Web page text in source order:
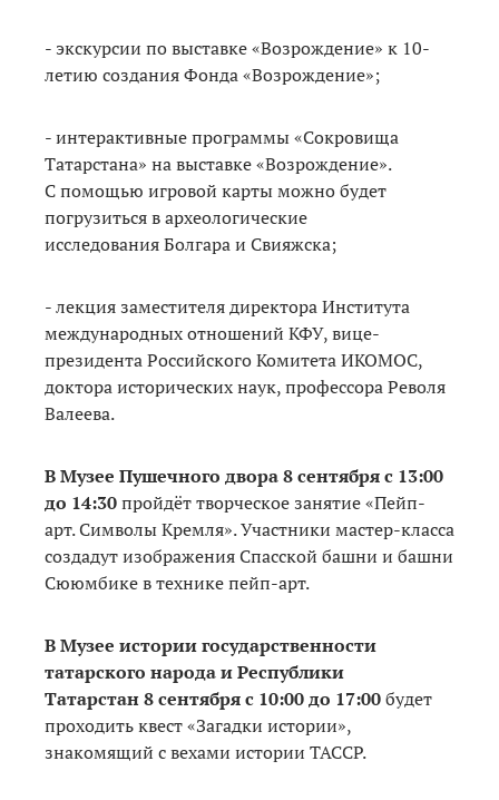
- экскурсии по выставке «Возрождение» к 10-
летию создания Фонда «Возрождение»;
- интерактивные программы «Сокровища
Татарстана» на выставке «Возрождение».
С помощью игровой карты можно будет
погрузиться в археологические
исследования Болгара и Свияжска;
- лекция заместителя директора Института
международных отношений КФУ, вице-
президента Российского Комитета ИКОМОС,
доктора исторических наук, профессора Револя
Валеева.
В Музее Пушечного двора 8 сентября с 13:00
до 14:30пройдёт творческое занятие «Пейп-
арт. Символы Кремля». Участники мастер-класса
создадут изображения Спасской башни и башни
Сююмбике в технике пейп-арт.
В Музее истории государственности
татарского народа и Республики
Татарстан 8 сентября с 10:00 до 17:00будет
проходить квест «Загадки истории»,
знакомящий с вехами истории ТАССР.